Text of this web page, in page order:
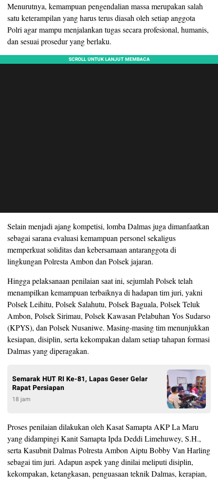
Menurutnya, kemampuan pengendalian massa merupakan salah
satu keterampilan yang harus terus diasah oleh setiap anggota
Polri agar mampu menjalankan tugas secara profesional, humanis,
dan sesuai prosedur yang berlaku.
Selain menjadi ajang kompetisi, lomba Dalmas juga dimanfaatkan
sebagai sarana evaluasi kemampuan personel sekaligus
memperkuat soliditas dan kebersamaan antaranggota di
lingkungan Polresta Ambon dan Polsek jajaran.
Hingga pelaksanaan penilaian saat ini, sejumlah Polsek telah
menampilkan kemampuan terbaiknya di hadapan tim juri, yakni
Polsek Leihitu, Polsek Salahutu, Polsek Baguala, Polsek Teluk
Ambon, Polsek Sirimau, Polsek Kawasan Pelabuhan Yos Sudarso
(KPYS), dan Polsek Nusaniwe. Masing-masing tim menunjukkan
kesiapan, disiplin, serta kekompakan dalam setiap tahapan formasi
Dalmas yang diperagakan.
Semarak HUT RI Ke-81, Lapas Geser Gelar
Rapat Persiapan
18 jam
Proses penilaian dilakukan oleh Kasat Samapta AKP La Maru
yang didampingi Kanit Samapta Ipda Deddi Limehuwey, S.H.,
serta Kasubnit Dalmas Polresta Ambon Aiptu Bobby Van Harling
sebagai tim juri. Adapun aspek yang dinilai meliputi disiplin,
kekompakan, ketangkasan, penguasaan teknik Dalmas, kerapian,